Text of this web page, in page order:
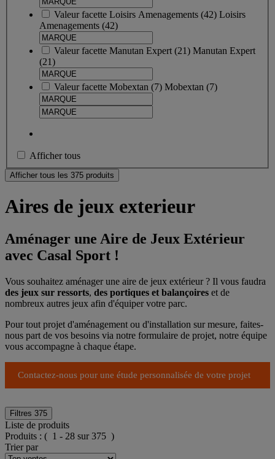
Valeur facette Loisirs Amenagements (42) Loisirs
Amenagements (42)
Valeur facette Manutan Expert (21) Manutan Expert
(21)
Valeur facette Mobextan (7) Mobextan (7)
Afficher tous
Afficher tous les 375 produits
Aires de jeux exterieur
Aménager une Aire de Jeux Extérieur
avec Casal Sport !
Vous souhaitez aménager une aire de jeux extérieur ? Il vous faudra
des jeux sur ressorts, des portiques et balançoires et de
nombreux autres jeux afin d'équiper votre parc.
Pour tout projet d'aménagement ou d'installation sur mesure, faites-
nous part de vos besoins via notre formulaire de projet, notre équipe
vous accompagne à chaque étape.
Contactez-nous pour une étude personnalisée de votre projet
Filtres 375
Liste de produits
Produits : ( 1 - 28 sur 375 )
Trier par